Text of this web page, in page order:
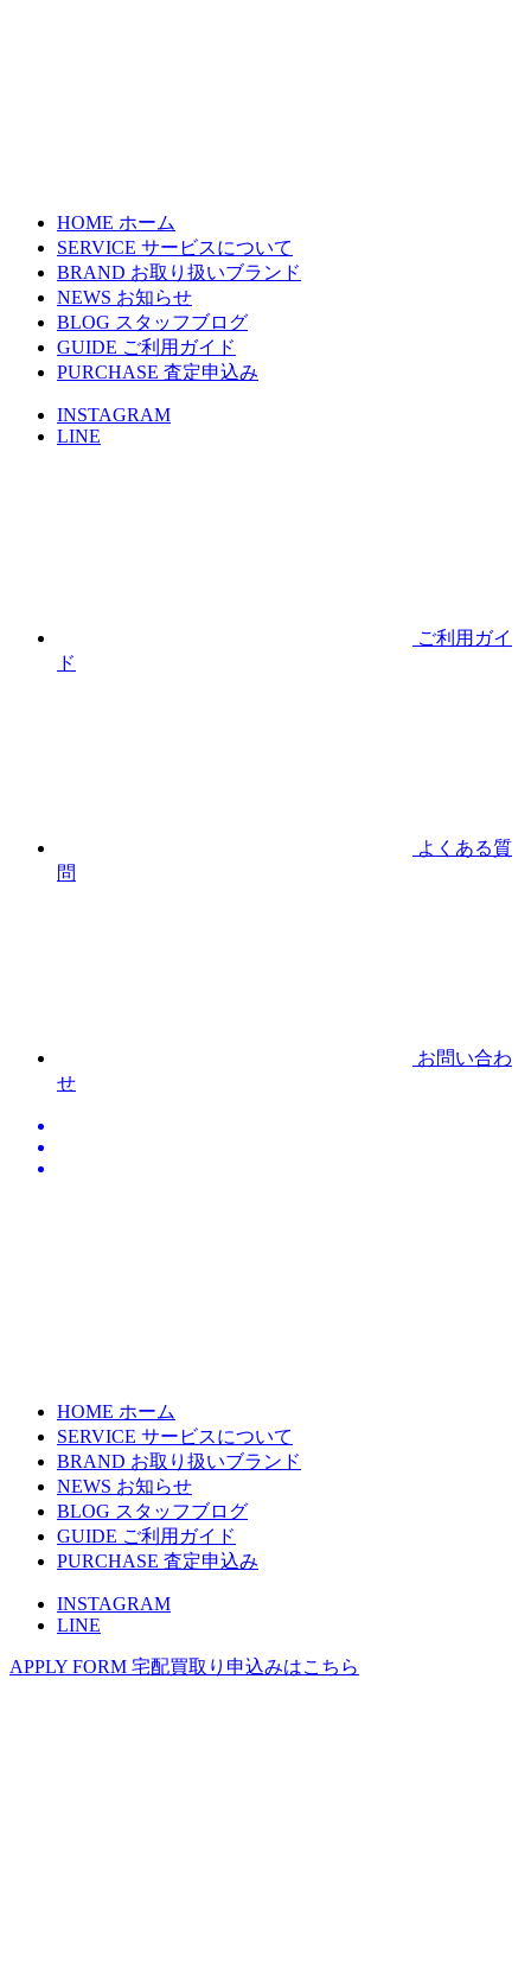
HOME ホーム
SERVICE サービスについて
BRAND お取り扱いブランド
NEWS お知らせ
BLOG スタッフブログ
GUIDE ご利用ガイド
PURCHASE 査定申込み
INSTAGRAM
LINE
ご利用ガイ
ド
よくある質
問
お問い合わ
せ
HOME ホーム
SERVICE サービスについて
BRAND お取り扱いブランド
NEWS お知らせ
BLOG スタッフブログ
GUIDE ご利用ガイド
PURCHASE 査定申込み
INSTAGRAM
LINE
APPLY FORM 宅配買取り申込みはこちら